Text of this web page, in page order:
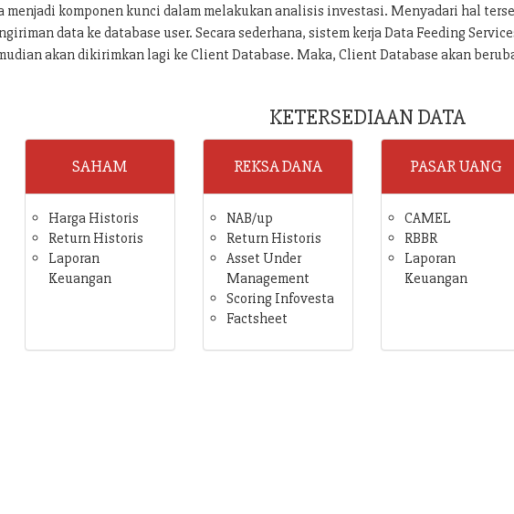
menjadi komponen kunci dalam melakukan analisis investasi. Menyadari hal
data ke database user. Secara sederhana, sistem kerja Data Feeding
akan dikirimkan lagi ke Client Database. Maka, Client Database akan
KETERSEDIAAN DATA
SAHAM
Harga Historis
Return Historis
Laporan
Keuangan
REKSA DANA
NAB/up
Return Historis
Asset Under
Management
Scoring Infovesta
Factsheet
PASAR UANG
CAMEL
RBBR
Laporan
Keuangan